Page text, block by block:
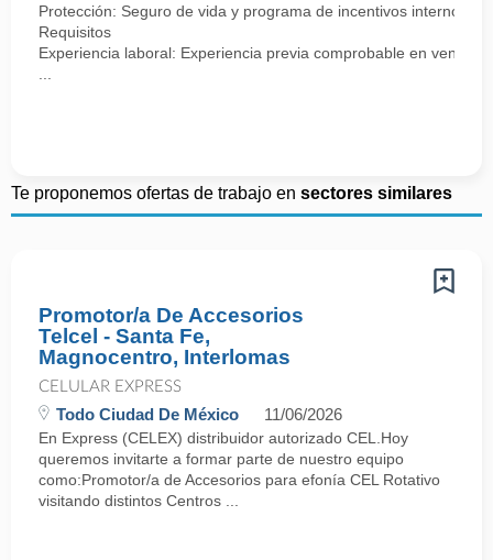
Protección: Seguro de vida y programa de incentivos internos.
Requisitos
Experiencia laboral: Experiencia previa comprobable en
Te proponemos ofertas de trabajo en sectores similares
Promotor/a De Accesorios
Telcel - Santa Fe,
Magnocentro, Interlomas
CELULAR EXPRESS
Todo Ciudad De México 11/06/2026
En Express (CELEX) distribuidor autorizado CEL.Hoy
queremos invitarte a formar parte de nuestro equipo
como:Promotor/a de Accesorios para efonía CEL Rotativo
visitando distintos Centros ...